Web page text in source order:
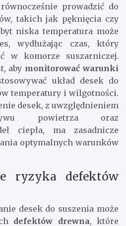
prowadzić do
takich jak pęknięcia czy
niska temperatura może
wydłużając czas, który
w komorze suszarniczej.
aby monitorować warunki
układ desek do
temperatury i wilgotności.
desek, z uwzględnieniem
powietrza oraz
ciepła, ma zasadnicze
optymalnych warunków
ryzyka defektów
desek do suszenia może
defektów drewna, które